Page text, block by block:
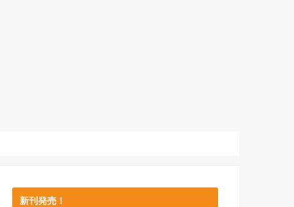
新刊発売！